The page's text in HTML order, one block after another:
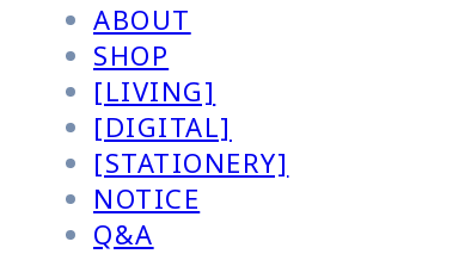
ABOUT
SHOP
[LIVING]
[DIGITAL]
[STATIONERY]
NOTICE
Q&A